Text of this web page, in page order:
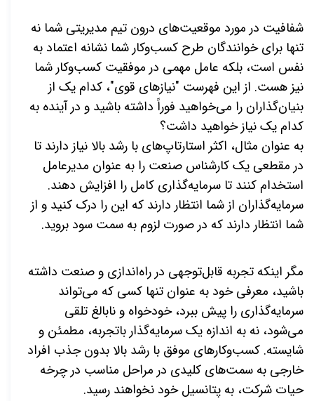
شفافیت در مورد موقعیت‌های درون تیم مدیریتی شما نه
تنها برای خوانندگان طرح کسب‌وکار شما نشانه اعتماد به
نفس است، بلکه عامل مهمی در موفقیت کسب‌وکار شما
نیز هست. از این فهرست "نیازهای قوی"، کدام یک از
بنیان‌گذاران را می‌خواهید فوراً داشته باشید و در آینده به
کدام یک نیاز خواهید داشت؟
به عنوان مثال، اکثر استارتاپهای با رشد بالا نیاز دارند تا
در مقطعی یک کارشناس صنعت را به عنوان مدیرعامل
استخدام کنند تا سرمایهگذاری کامل را افزایش دهند.
سرمایه‌گذاران از شما انتظار دارند که این را درک کنید و از
شما انتظار دارند که در صورت لزوم به سمت سود بروید.
مگر اینکه تجربه قابل‌توجهی در راه‌اندازی و صنعت داشته
باشید، معرفی خود به عنوان تنها کسی که می‌تواند
سرمایه‌گذاری را پیش ببرد، خودخواه و نابالغ تلقی
می‌شود، نه به اندازه یک سرمایه‌گذار باتجربه، مطمئن و
شایسته. کسبوکارهای موفق با رشد بالا بدون جذب افراد
خارجی به سمتهای کلیدی در مراحل مناسب در چرخه
حیات شرکت، به پتانسیل خود نخواهند رسید.